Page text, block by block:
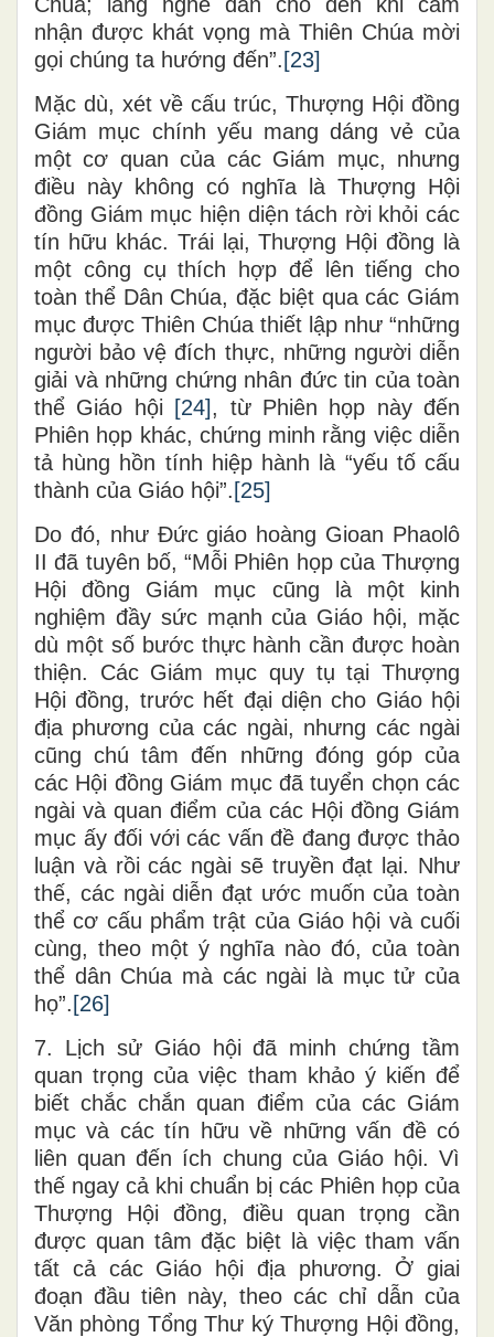
nhận được khát vọng mà Thiên Chúa mời
gọi chúng ta hướng đến”.[23]
Mặc dù, xét về cấu trúc, Thượng Hội đồng
Giám mục chính yếu mang dáng vẻ của
một cơ quan của các Giám mục, nhưng
điều này không có nghĩa là Thượng Hội
đồng Giám mục hiện diện tách rời khỏi các
tín hữu khác. Trái lại, Thượng Hội đồng là
một công cụ thích hợp để lên tiếng cho
toàn thể Dân Chúa, đặc biệt qua các Giám
mục được Thiên Chúa thiết lập như “những
người bảo vệ đích thực, những người diễn
giải và những chứng nhân đức tin của toàn
thể Giáo hội [24], từ Phiên họp này đến
Phiên họp khác, chứng minh rằng việc diễn
tả hùng hồn tính hiệp hành là “yếu tố cấu
thành của Giáo hội”.[25]
Do đó, như Đức giáo hoàng Gioan Phaolô
II đã tuyên bố, “Mỗi Phiên họp của Thượng
Hội đồng Giám mục cũng là một kinh
nghiệm đầy sức mạnh của Giáo hội, mặc
dù một số bước thực hành cần được hoàn
thiện. Các Giám mục quy tụ tại Thượng
Hội đồng, trước hết đại diện cho Giáo hội
địa phương của các ngài, nhưng các ngài
cũng chú tâm đến những đóng góp của
các Hội đồng Giám mục đã tuyển chọn các
ngài và quan điểm của các Hội đồng Giám
mục ấy đối với các vấn đề đang được thảo
luận và rồi các ngài sẽ truyền đạt lại. Như
thế, các ngài diễn đạt ước muốn của toàn
thể cơ cấu phẩm trật của Giáo hội và cuối
cùng, theo một ý nghĩa nào đó, của toàn
thể dân Chúa mà các ngài là mục tử của
họ”.[26]
7. Lịch sử Giáo hội đã minh chứng tầm
quan trọng của việc tham khảo ý kiến để
biết chắc chắn quan điểm của các Giám
mục và các tín hữu về những vấn đề có
liên quan đến ích chung của Giáo hội. Vì
thế ngay cả khi chuẩn bị các Phiên họp của
Thượng Hội đồng, điều quan trọng cần
được quan tâm đặc biệt là việc tham vấn
tất cả các Giáo hội địa phương. Ở giai
đoạn đầu tiên này, theo các chỉ dẫn của
Văn phòng Tổng Thư ký Thượng Hội đồng,